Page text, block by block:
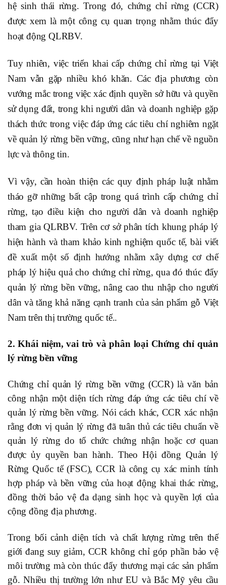
hệ sinh thái rừng. Trong đó, chứng chỉ rừng (CCR)
được xem là một công cụ quan trọng nhằm thúc đẩy
hoạt động QLRBV.
Tuy nhiên, việc triển khai cấp chứng chỉ rừng tại Việt
Nam vẫn gặp nhiều khó khăn. Các địa phương còn
vướng mắc trong việc xác định quyền sở hữu và quyền
sử dụng đất, trong khi người dân và doanh nghiệp gặp
thách thức trong việc đáp ứng các tiêu chí nghiêm ngặt
về quản lý rừng bền vững, cũng như hạn chế về nguồn
lực và thông tin.
Vì vậy, cần hoàn thiện các quy định pháp luật nhằm
tháo gỡ những bất cập trong quá trình cấp chứng chỉ
rừng, tạo điều kiện cho người dân và doanh nghiệp
tham gia QLRBV. Trên cơ sở phân tích khung pháp lý
hiện hành và tham khảo kinh nghiệm quốc tế, bài viết
đề xuất một số định hướng nhằm xây dựng cơ chế
pháp lý hiệu quả cho chứng chỉ rừng, qua đó thúc đẩy
quản lý rừng bền vững, nâng cao thu nhập cho người
dân và tăng khả năng cạnh tranh của sản phẩm gỗ Việt
Nam trên thị trường quốc tế..
2. Khái niệm, vai trò và phân loại Chứng chỉ quản
lý rừng bền vững
Chứng chỉ quản lý rừng bền vững (CCR) là văn bản
công nhận một diện tích rừng đáp ứng các tiêu chí về
quản lý rừng bền vững. Nói cách khác, CCR xác nhận
rằng đơn vị quản lý rừng đã tuân thủ các tiêu chuẩn về
quản lý rừng do tổ chức chứng nhận hoặc cơ quan
được ủy quyền ban hành. Theo Hội đồng Quản lý
Rừng Quốc tế (FSC), CCR là công cụ xác minh tính
hợp pháp và bền vững của hoạt động khai thác rừng,
đồng thời bảo vệ đa dạng sinh học và quyền lợi của
cộng đồng địa phương.
Trong bối cảnh diện tích và chất lượng rừng trên thế
giới đang suy giảm, CCR không chỉ góp phần bảo vệ
môi trường mà còn thúc đẩy thương mại các sản phẩm
gỗ. Nhiều thị trường lớn như EU và Bắc Mỹ yêu cầu